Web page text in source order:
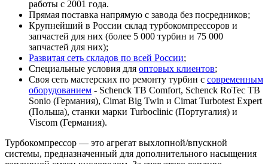
работы с 2001 года.
Прямая поставка напрямую с завода без посредников;
Крупнейший в России склад турбокомпрессоров и
запчастей для них (более 5 000 турбин и 75 000
запчастей для них);
Развитая сеть складов по всей России;
Специальные условия для оптовых клиентов;
Своя сеть мастерских по ремонту турбин с современным
оборудованием - Schenck TB Comfort, Schenck RoTec TB
Sonio (Германия), Cimat Big Twin и Cimat Turbotest Expert
(Польша), станки марки Turboclinic (Португалия) и
Viscom (Германия).
Турбокомпрессор — это агрегат выхлопной/впускной
системы, предназначенный для дополнительного насыщения